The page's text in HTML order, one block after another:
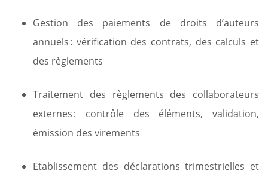
Gestion des paiements de droits d’auteurs
annuels : vérification des contrats, des calculs et
des règlements
Traitement des règlements des collaborateurs
externes : contrôle des éléments, validation,
émission des virements
Etablissement des déclarations trimestrielles et